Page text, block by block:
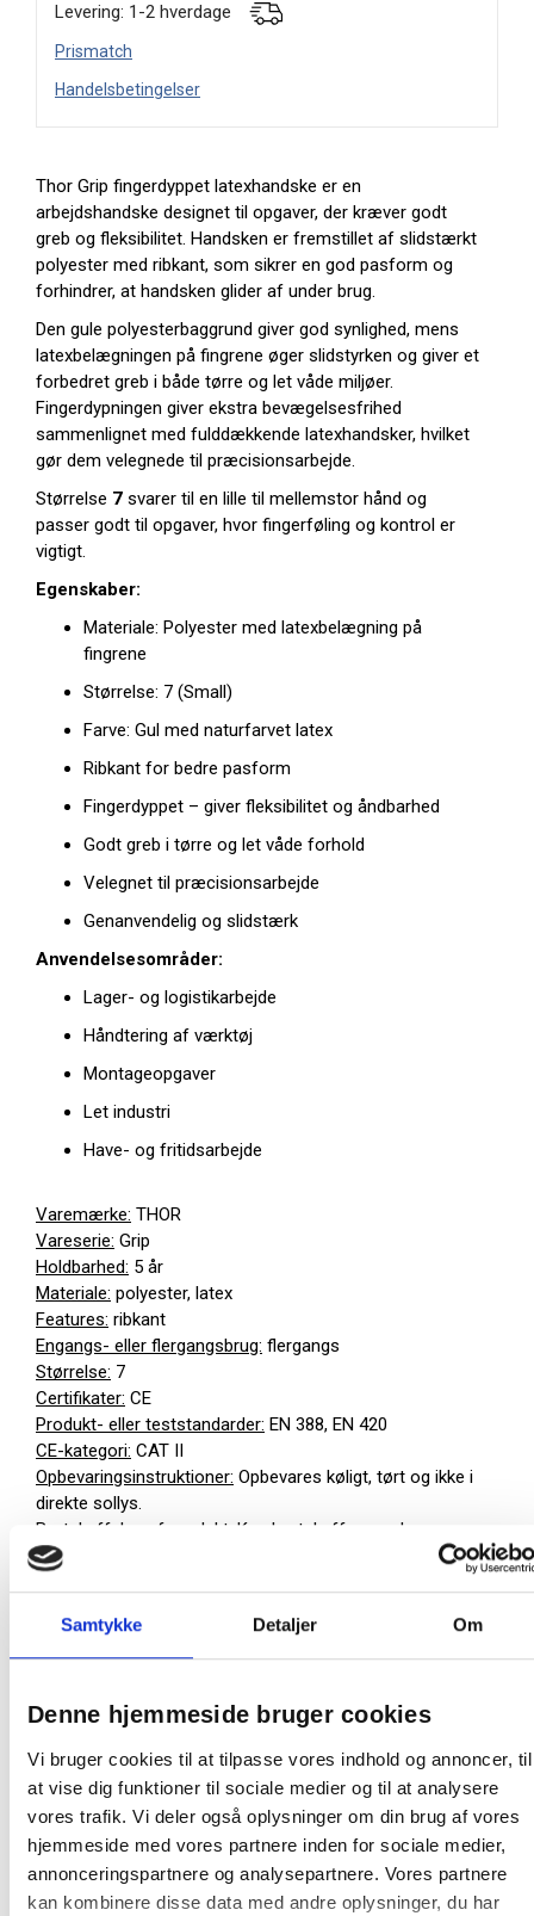
Samtykke Detaljer Om
Denne hjemmeside bruger cookies
Vi bruger cookies til at tilpasse vores indhold og annoncer, til
at vise dig funktioner til sociale medier og til at analysere
vores trafik. Vi deler også oplysninger om din brug af vores
hjemmeside med vores partnere inden for sociale medier,
annonceringspartnere og analysepartnere. Vores partnere
kan kombinere disse data med andre oplysninger, du har
Levering: 1-2 hverdage
Prismatch
Handelsbetingelser
Thor Grip fingerdyppet latexhandske er en
arbejdshandske designet til opgaver, der kræver godt
greb og fleksibilitet. Handsken er fremstillet af slidstærkt
polyester med ribkant, som sikrer en god pasform og
forhindrer, at handsken glider af under brug.
Den gule polyesterbaggrund giver god synlighed, mens
latexbelægningen på fingrene øger slidstyrken og giver et
forbedret greb i både tørre og let våde miljøer.
Fingerdypningen giver ekstra bevægelsesfrihed
sammenlignet med fulddækkende latexhandsker, hvilket
gør dem velegnede til præcisionsarbejde.
Størrelse 7 svarer til en lille til mellemstor hånd og
passer godt til opgaver, hvor fingerføling og kontrol er
vigtigt.
Egenskaber:
Materiale: Polyester med latexbelægning på
fingrene
Størrelse: 7 (Small)
Farve: Gul med naturfarvet latex
Ribkant for bedre pasform
Fingerdyppet – giver fleksibilitet og åndbarhed
Godt greb i tørre og let våde forhold
Velegnet til præcisionsarbejde
Genanvendelig og slidstærk
Anvendelsesområder:
Lager- og logistikarbejde
Håndtering af værktøj
Montageopgaver
Let industri
Have- og fritidsarbejde
Varemærke: THOR
Vareserie: Grip
Holdbarhed: 5 år
Materiale: polyester, latex
Features: ribkant
Engangs- eller flergangsbrug: flergangs
Størrelse: 7
Certifikater: CE
Produkt- eller teststandarder: EN 388, EN 420
CE-kategori: CAT II
Opbevaringsinstruktioner: Opbevares køligt, tørt og ikke i
direkte sollys.
Bortskaffelse af produkt: Kan bortskaffes med
almindeligt husholdningsaffald.
Farve: Sort|Gul
Producent: Thor
Produktdatablad
Produktinformationer